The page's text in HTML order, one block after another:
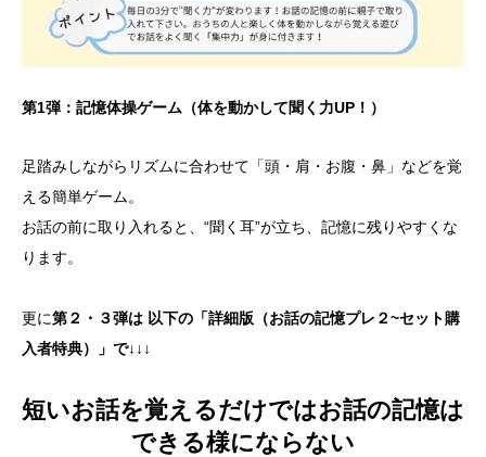
第1弾：記憶体操ゲーム（体を動かして聞く力UP！）
足踏みしながらリズムに合わせて「頭・肩・お腹・鼻」などを覚
える簡単ゲーム。
お話の前に取り入れると、“聞く耳”が立ち、記憶に残りやすくな
ります。
更に第２・３弾は 以下の「詳細版（お話の記憶プレ２~セット購
入者特典）」で↓↓↓
短いお話を覚えるだけではお話の記憶は
できる様にならない